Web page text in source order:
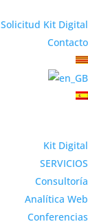
Solicitud Kit Digital
Contacto
Kit Digital
SERVICIOS
Consultoría
Analítica Web
Conferencias